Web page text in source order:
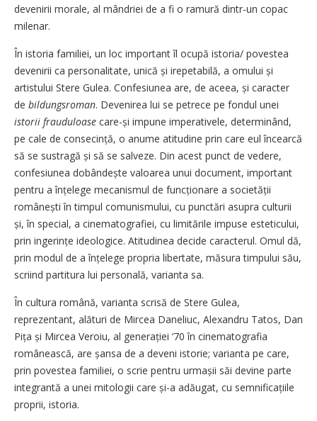
devenirii morale, al mândriei de a fi o ramură dintr-un copac
milenar.
În istoria familiei, un loc important îl ocupă istoria/ povestea
devenirii ca personalitate, unică și irepetabilă, a omului și
artistului Stere Gulea. Confesiunea are, de aceea, și caracter
de bildungsroman. Devenirea lui se petrece pe fondul unei
istorii frauduloase care-și impune imperativele, determinând,
pe cale de consecință, o anume atitudine prin care eul încearcă
să se sustragă și să se salveze. Din acest punct de vedere,
confesiunea dobândește valoarea unui document, important
pentru a înțelege mecanismul de funcționare a societății
românești în timpul comunismului, cu punctări asupra culturii
și, în special, a cinematografiei, cu limitările impuse esteticului,
prin ingerințe ideologice. Atitudinea decide caracterul. Omul dă,
prin modul de a înțelege propria libertate, măsura timpului său,
scriind partitura lui personală, varianta sa.
În cultura română, varianta scrisă de Stere Gulea,
reprezentant, alături de Mircea Daneliuc, Alexandru Tatos, Dan
Pița și Mircea Veroiu, al generației ‘70 în cinematografia
românească, are șansa de a deveni istorie; varianta pe care,
prin povestea familiei, o scrie pentru urmașii săi devine parte
integrantă a unei mitologii care și-a adăugat, cu semnificațiile
proprii, istoria.